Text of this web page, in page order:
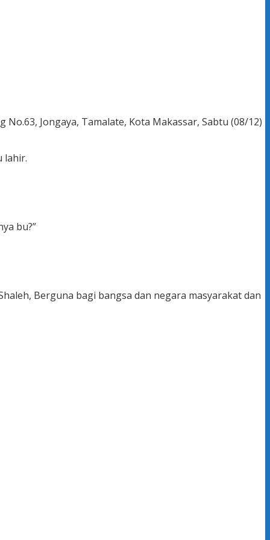
Jongaya, Tamalate, Kota Makassar, Sabtu (08/12)
lahir.
bu?”
Berguna bagi bangsa dan negara masyarakat dan